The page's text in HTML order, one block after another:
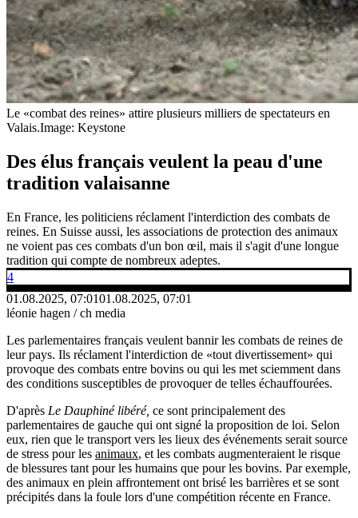
Le «combat des reines» attire plusieurs milliers de spectateurs en
Valais.Image: Keystone
Des élus français veulent la peau d'une
tradition valaisanne
En France, les politiciens réclament l'interdiction des combats de
reines. En Suisse aussi, les associations de protection des animaux
ne voient pas ces combats d'un bon œil, mais il s'agit d'une longue
tradition qui compte de nombreux adeptes.
4
01.08.2025, 07:0101.08.2025, 07:01
léonie hagen / ch media
Les parlementaires français veulent bannir les combats de reines de
leur pays. Ils réclament l'interdiction de «tout divertissement» qui
provoque des combats entre bovins ou qui les met sciemment dans
des conditions susceptibles de provoquer de telles échauffourées.
D'après Le Dauphiné libéré, ce sont principalement des
parlementaires de gauche qui ont signé la proposition de loi. Selon
eux, rien que le transport vers les lieux des événements serait source
de stress pour les animaux, et les combats augmenteraient le risque
de blessures tant pour les humains que pour les bovins. Par exemple,
des animaux en plein affrontement ont brisé les barrières et se sont
précipités dans la foule lors d'une compétition récente en France.